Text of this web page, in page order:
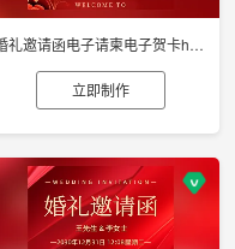
婚礼邀请函电子请柬电子贺卡h5制作
立即制作